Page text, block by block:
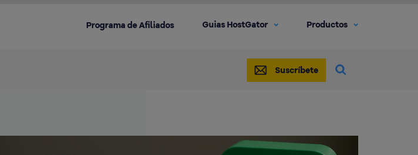
Programa de Afiliados Guias HostGator Productos
Suscríbete